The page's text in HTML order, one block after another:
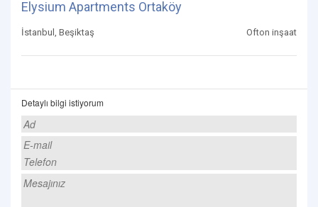
Elysium Apartments Ortaköy
İstanbul, Beşiktaş Ofton inşaat
Detaylı bilgi istiyorum